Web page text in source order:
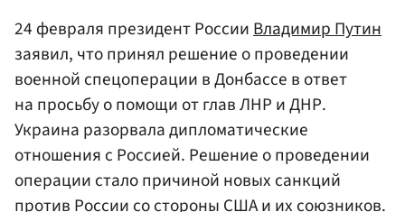
24 февраля президент РоссииВладимир Путин
заявил, что принял решение о проведении
военной спецоперации в Донбассе в ответ
на просьбу о помощи от глав ЛНР и ДНР.
Украина разорвала дипломатические
отношения с Россией. Решение о проведении
операции стало причиной новых санкций
против России со стороны США и их союзников.